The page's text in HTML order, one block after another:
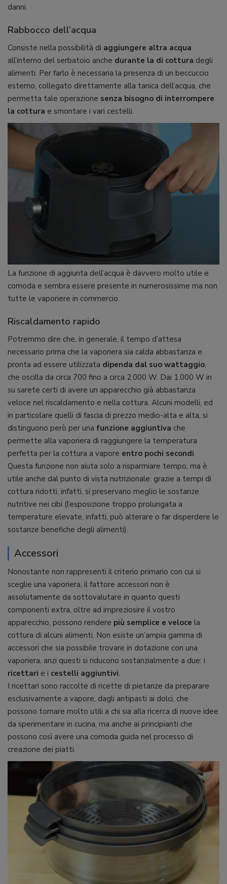
danni.
Rabbocco dell’acqua
Consiste nella possibilità di aggiungere altra acqua
all’interno del serbatoio anche durante la di cottura degli
alimenti. Per farlo è necessaria la presenza di un beccuccio
esterno, collegato direttamente alla tanica dell’acqua, che
permetta tale operazione senza bisogno di interrompere
la cottura e smontare i vari cestelli.
La funzione di aggiunta dell’acqua è davvero molto utile e
comoda e sembra essere presente in numerosissime ma non
tutte le vaporiere in commercio.
Riscaldamento rapido
Potremmo dire che, in generale, il tempo d’attesa
necessario prima che la vaporiera sia calda abbastanza e
pronta ad essere utilizzata dipenda dal suo wattaggio,
che oscilla da circa 700 fino a circa 2.000 W. Dai 1.000 W in
su sarete certi di avere un apparecchio già abbastanza
veloce nel riscaldamento e nella cottura. Alcuni modelli, ed
in particolare quelli di fascia di prezzo medio-alta e alta, si
distinguono però per una funzione aggiuntiva che
permette alla vaporiera di raggiungere la temperatura
perfetta per la cottura a vapore entro pochi secondi.
Questa funzione non aiuta solo a risparmiare tempo, ma è
utile anche dal punto di vista nutrizionale: grazie a tempi di
cottura ridotti, infatti, si preservano meglio le sostanze
nutritive nei cibi (l’esposizione troppo prolungata a
temperature elevate, infatti, può alterare o far disperdere le
sostanze benefiche degli alimenti).
Accessori
Nonostante non rappresenti il criterio primario con cui si
sceglie una vaporiera, il fattore accessori non è
assolutamente da sottovalutare in quanto questi
componenti extra, oltre ad impreziosire il vostro
apparecchio, possono rendere più semplice e veloce la
cottura di alcuni alimenti. Non esiste un’ampia gamma di
accessori che sia possibile trovare in dotazione con una
vaporiera, anzi questi si riducono sostanzialmente a due: i
ricettari e i cestelli aggiuntivi.
I ricettari sono raccolte di ricette di pietanze da preparare
esclusivamente a vapore, dagli antipasti ai dolci, che
possono tornare molto utili a chi sia alla ricerca di nuove idee
da sperimentare in cucina, ma anche ai principianti che
possono così avere una comoda guida nel processo di
creazione dei piatti.